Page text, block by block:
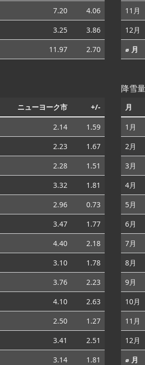
7.20
4.06
3.25
3.86
11.97 2.70
11月
12月
⌀ 月
ニューヨーク市 +/-
2.14
1.59
2.23
1.67
2.28
1.51
3.32
1.81
2.96
0.73
3.47
1.77
4.40
2.18
3.10
1.78
3.76
2.23
4.10
2.63
2.50
1.27
3.41
2.51
3.14 1.81
降雪
月
1月
2月
3月
4月
5月
6月
7月
8月
9月
10月
11月
12月
⌀ 月